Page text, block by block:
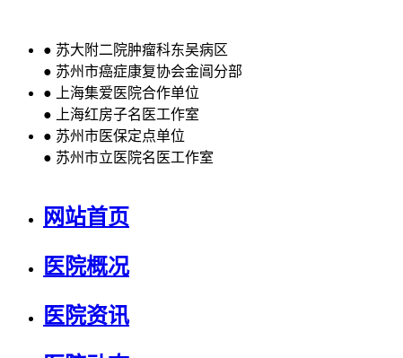
● 苏大附二院肿瘤科东吴病区
● 苏州市癌症康复协会金阊分部
● 上海集爱医院合作单位
● 上海红房子名医工作室
● 苏州市医保定点单位
● 苏州市立医院名医工作室
网站首页
医院概况
医院资讯